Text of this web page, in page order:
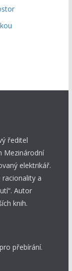
ředitel
Mezinárodní
elektrikář.
racionality a
Autor
knih.
přebírání.